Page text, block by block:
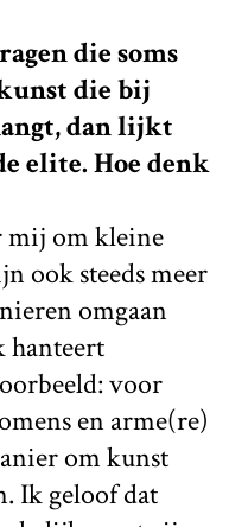
die soms
die bij
dan lijkt
elite. Hoe denk
mij om kleine
ook steeds meer
omgaan
hanteert
voor
en arme(re)
om kunst
Ik geloof dat